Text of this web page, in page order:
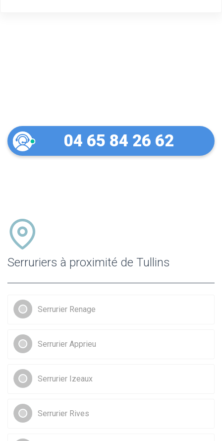
04 65 84 26 62
Serruriers à proximité de Tullins
Serrurier Renage
Serrurier Apprieu
Serrurier Izeaux
Serrurier Rives